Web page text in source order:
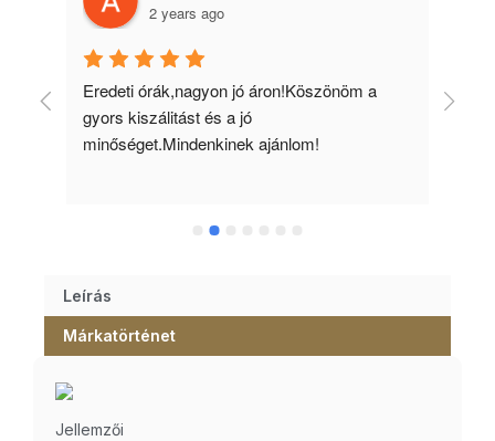
2 years ago
Eredeti órák,nagyon jó áron!Köszönöm a
gyors kiszálitást és a jó
minőséget.Mindenkinek ajánlom!
Leírás
Márkatörténet
Jellemzői